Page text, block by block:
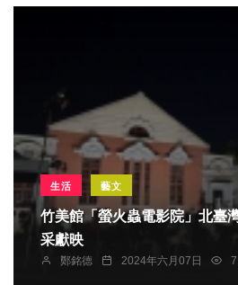
生活 藝文
竹美館「螢火蟲電影院」北臺灣6縣
采獻映
鄭銘德 2024年六月07日